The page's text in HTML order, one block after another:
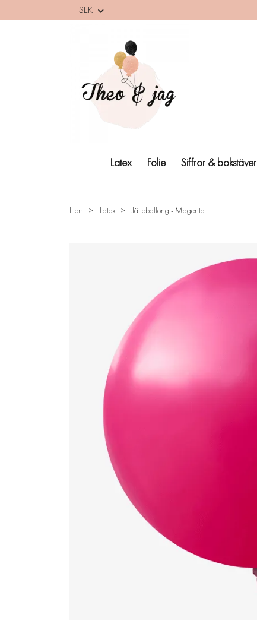
SEK
Latex Folie Siffror & bokstäver
Hem Latex Jätteballong - Magenta